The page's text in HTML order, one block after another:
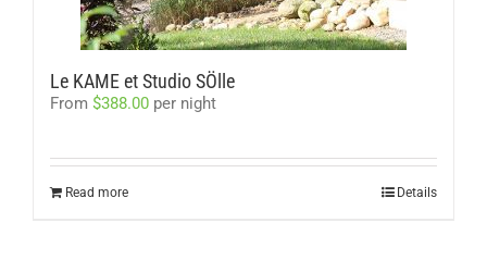
Le KAME et Studio SÖlle
From $388.00 per night
Read more Details